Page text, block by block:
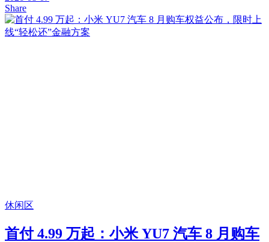
Share
休闲区
首付 4.99 万起：小米 YU7 汽车 8 月购车